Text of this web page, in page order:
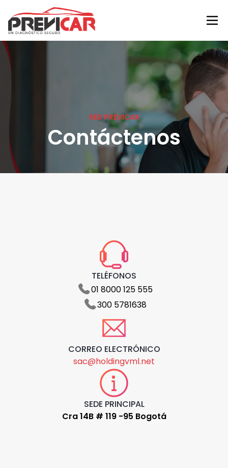
RED PREVICAR
Contáctenos
TELÉFONOS
01 8000 125 555
300 5781638
CORREO ELECTRÓNICO
sac@holdingvml.net
SEDE PRINCIPAL
Cra 14B # 119 -95 Bogotá